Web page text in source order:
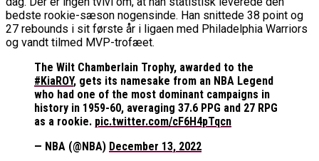
bedste rookie-sæson nogensinde. Han snittede 38 point og
27 rebounds i sit første år i ligaen med Philadelphia Warriors
og vandt tilmed MVP-trofæet.
The Wilt Chamberlain Trophy, awarded to the
#KiaROY, gets its namesake from an NBA Legend
who had one of the most dominant campaigns in
history in 1959-60, averaging 37.6 PPG and 27 RPG
as a rookie. pic.twitter.com/cF6H4pTqcn
— NBA (@NBA) December 13, 2022